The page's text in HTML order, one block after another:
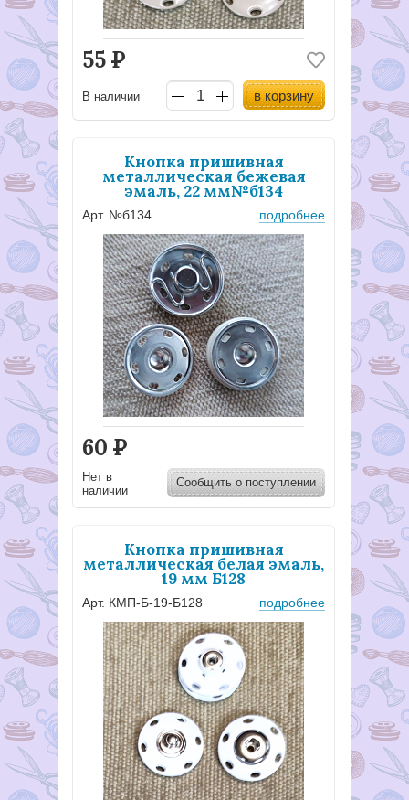
55Р
В наличии в корзину
Кнопка пришивная
металлическая бежевая
эмаль, 22 мм№б134
Арт. №б134 подробнее
60 Р
Нет в
наличии
Сообщить о поступлении
Кнопка пришивная
металлическая белая эмаль,
19 мм Б128
Арт. КМП-Б-19-Б128 подробнее